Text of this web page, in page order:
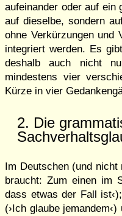
auf­einander oder auf ein
auf dieselbe, sondern
ohne Verkürzungen und
in­te­griert werden. Es
deshalb auch nicht
mindestens vier
Kürze in vier
2. Die
Im Deutschen (und
braucht: Zum einen im
dass etwas der Fall
(›Ich glau­be